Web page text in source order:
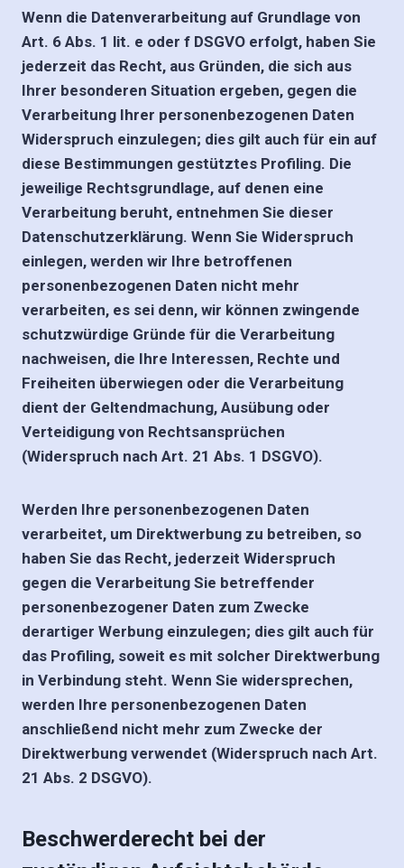
Wenn die Datenverarbeitung auf Grundlage von
Art. 6 Abs. 1 lit. e oder f DSGVO erfolgt, haben Sie
jederzeit das Recht, aus Gründen, die sich aus
Ihrer besonderen Situation ergeben, gegen die
Verarbeitung Ihrer personenbezogenen Daten
Widerspruch einzulegen; dies gilt auch für ein auf
diese Bestimmungen gestütztes Profiling. Die
jeweilige Rechtsgrundlage, auf denen eine
Verarbeitung beruht, entnehmen Sie dieser
Datenschutzerklärung. Wenn Sie Widerspruch
einlegen, werden wir Ihre betroffenen
personenbezogenen Daten nicht mehr
verarbeiten, es sei denn, wir können zwingende
schutzwürdige Gründe für die Verarbeitung
nachweisen, die Ihre Interessen, Rechte und
Freiheiten überwiegen oder die Verarbeitung
dient der Geltendmachung, Ausübung oder
Verteidigung von Rechtsansprüchen
(Widerspruch nach Art. 21 Abs. 1 DSGVO).
Werden Ihre personenbezogenen Daten
verarbeitet, um Direktwerbung zu betreiben, so
haben Sie das Recht, jederzeit Widerspruch
gegen die Verarbeitung Sie betreffender
personenbezogener Daten zum Zwecke
derartiger Werbung einzulegen; dies gilt auch für
das Profiling, soweit es mit solcher Direktwerbung
in Verbindung steht. Wenn Sie widersprechen,
werden Ihre personenbezogenen Daten
anschließend nicht mehr zum Zwecke der
Direktwerbung verwendet (Widerspruch nach Art.
21 Abs. 2 DSGVO).
Beschwerderecht bei der